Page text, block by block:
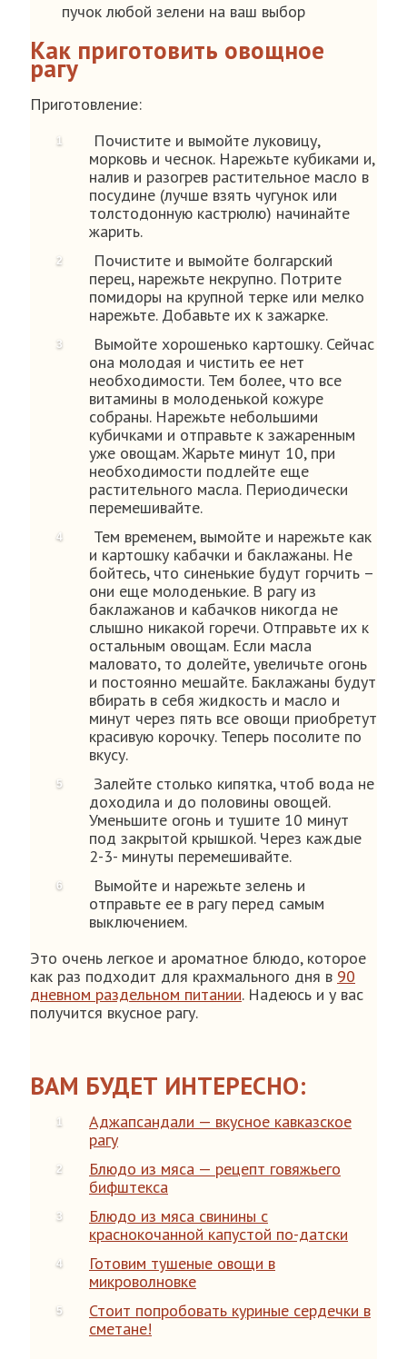
пучок любой зелени на ваш выбор
Как приготовить овощное
рагу
Приготовление:
Почистите и вымойте луковицу,
морковь и чеснок. Нарежьте кубиками и,
налив и разогрев растительное масло в
посудине (лучше взять чугунок или
толстодонную кастрюлю) начинайте
жарить.
Почистите и вымойте болгарский
перец, нарежьте некрупно. Потрите
помидоры на крупной терке или мелко
нарежьте. Добавьте их к зажарке.
Вымойте хорошенько картошку. Сейчас
она молодая и чистить ее нет
необходимости. Тем более, что все
витамины в молоденькой кожуре
собраны. Нарежьте небольшими
кубичками и отправьте к зажаренным
уже овощам. Жарьте минут 10, при
необходимости подлейте еще
растительного масла. Периодически
перемешивайте.
Тем временем, вымойте и нарежьте как
и картошку кабачки и баклажаны. Не
бойтесь, что синенькие будут горчить –
они еще молоденькие. В рагу из
баклажанов и кабачков никогда не
слышно никакой горечи. Отправьте их к
остальным овощам. Если масла
маловато, то долейте, увеличьте огонь
и постоянно мешайте. Баклажаны будут
вбирать в себя жидкость и масло и
минут через пять все овощи приобретут
красивую корочку. Теперь посолите по
вкусу.
Залейте столько кипятка, чтоб вода не
доходила и до половины овощей.
Уменьшите огонь и тушите 10 минут
под закрытой крышкой. Через каждые
2-3- минуты перемешивайте.
Вымойте и нарежьте зелень и
отправьте ее в рагу перед самым
выключением.
Это очень легкое и ароматное блюдо, которое
как раз подходит для крахмального дня в 90
дневном раздельном питании. Надеюсь и у вас
получится вкусное рагу.
ВАМ БУДЕТ ИНТЕРЕСНО:
Аджапсандали — вкусное кавказское
рагу
Блюдо из мяса — рецепт говяжьего
бифштекса
Блюдо из мяса свинины с
краснокочанной капустой по-датски
Готовим тушеные овощи в
микроволновке
Стоит попробовать куриные сердечки в
сметане!